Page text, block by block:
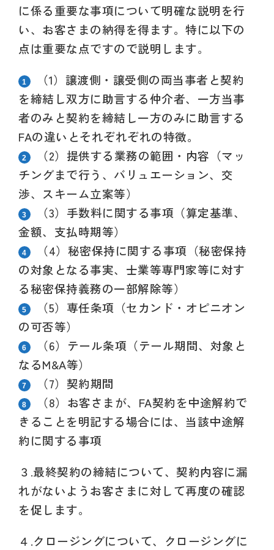
に係る重要な事項について明確な説明を行
い、お客さまの納得を得ます。 特に以下の
点は重要な点ですので説明します。
（1） 譲渡側・譲受側の両当事者と契約
を締結し双方に助言する仲介者、一方当事
者のみと契約を締結し一方のみに助言する
FAの違いとそれぞれぞれの特徴。
（2） 提供する業務の範囲・内容（マッ
チングまで行う、バリュエーション、交
渉、スキーム立案等）
（3） 手数料に関する事項（算定基準、
金額、支払時期等）
（4） 秘密保持に関する事項（秘密保持
の対象となる事実、士業等専門家等に対す
る秘密保持義務の一部解除等）
（5） 専任条項（セカンド・オピニオン
の可否等）
（6） テール条項（テール期間、対象と
なるM&A等）
（7） 契約期間
（8） お客さまが、FA契約を中途解約で
きることを明記する場合には、当該中途解
約に関する事項
３.最終契約の締結について、契約内容に漏
れがないようお客さまに対して再度の確認
を促します。
４.クロージングについて、クロージングに